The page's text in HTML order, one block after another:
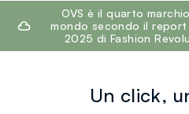
footer.ariatitleOVS è il quarto
mondo secondo il report
2025 di Fashion
Un click,